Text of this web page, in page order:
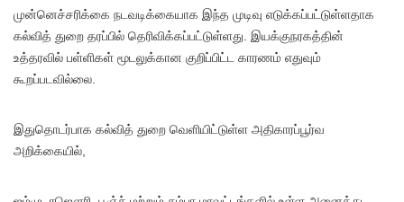
முன்னெச்சரிக்கை நடவடிக்கையாக இந்த முடிவு எடுக்கப்பட்டுள்ளதாக
கல்வித் துறை தரப்பில் தெரிவிக்கப்பட்டுள்ளது. இயக்குநரகத்தின்
உத்தரவில் பள்ளிகள் மூடலுக்கான குறிப்பிட்ட காரணம் எதுவும்
கூறப்படவில்லை.
இதுதொடர்பாக கல்வித் துறை வெளியிட்டுள்ள அதிகாரப்பூர்வ
அறிக்கையில்,